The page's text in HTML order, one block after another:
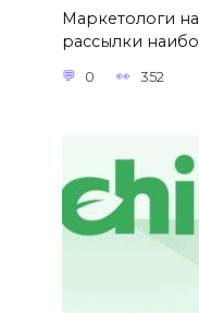
Маркетологи
рассылки
0 352